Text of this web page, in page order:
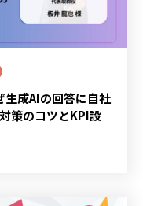
成AIの回答に自社
策のコツとKPI設